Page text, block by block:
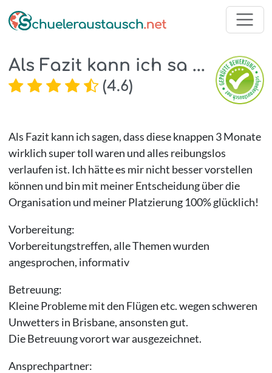
Als Fazit kann ich sa ...
(4.6)
Als Fazit kann ich sagen, dass diese knappen 3 Monate
wirklich super toll waren und alles reibungslos
verlaufen ist. Ich hätte es mir nicht besser vorstellen
können und bin mit meiner Entscheidung über die
Organisation und meiner Platzierung 100% glücklich!
Vorbereitung:
Vorbereitungstreffen, alle Themen wurden
angesprochen, informativ
Betreuung:
Kleine Probleme mit den Flügen etc. wegen schweren
Unwetters in Brisbane, ansonsten gut.
Die Betreuung vorort war ausgezeichnet.
Ansprechpartner: